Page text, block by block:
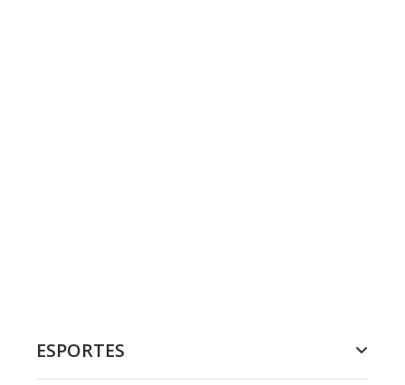
ESPORTES